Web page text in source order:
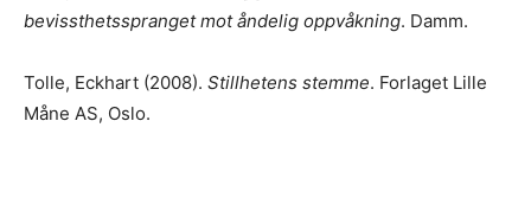
bevissthetsspranget mot åndelig oppvåkning. Damm.
Tolle, Eckhart (2008). Stillhetens stemme. Forlaget Lille
Måne AS, Oslo.